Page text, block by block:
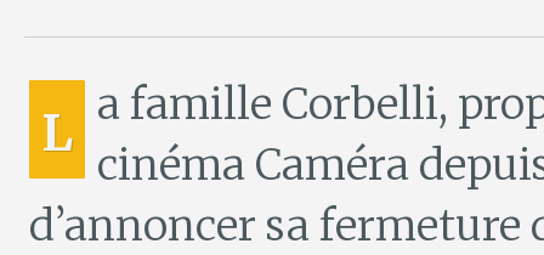
L a famille Corbelli,
cinéma Caméra
d’annoncer sa